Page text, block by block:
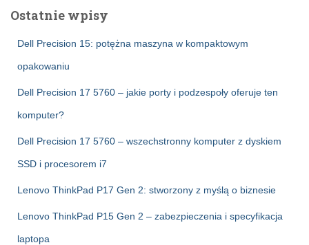
Ostatnie wpisy
Dell Precision 15: potężna maszyna w kompaktowym
opakowaniu
Dell Precision 17 5760 – jakie porty i podzespoły oferuje ten
komputer?
Dell Precision 17 5760 – wszechstronny komputer z dyskiem
SSD i procesorem i7
Lenovo ThinkPad P17 Gen 2: stworzony z myślą o biznesie
Lenovo ThinkPad P15 Gen 2 – zabezpieczenia i specyfikacja
laptopa